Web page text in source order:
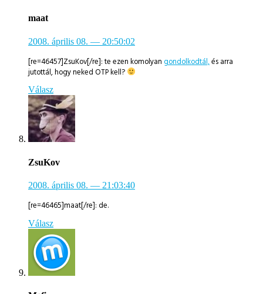
maat
2008. április 08. — 20:50:02
[re=46457]ZsuKov[/re]: te ezen komolyan gondolkodtál,és arra
jutottál, hogy neked OTP kell?
Válasz
ZsuKov
2008. április 08. — 21:03:40
[re=46465]maat[/re]: de.
Válasz